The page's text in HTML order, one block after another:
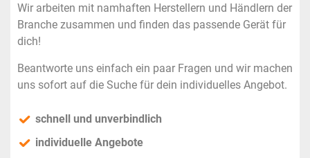
Wir arbeiten mit namhaften Herstellern und Händlern der
Branche zusammen und finden das passende Gerät für
dich!
Beantworte uns einfach ein paar Fragen und wir machen
uns sofort auf die Suche für dein individuelles Angebot.
schnell und unverbindlich
individuelle Angebote